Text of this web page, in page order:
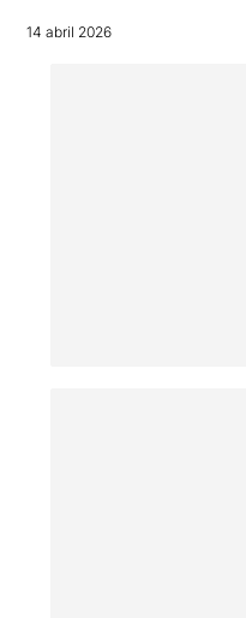
14 abril 2026